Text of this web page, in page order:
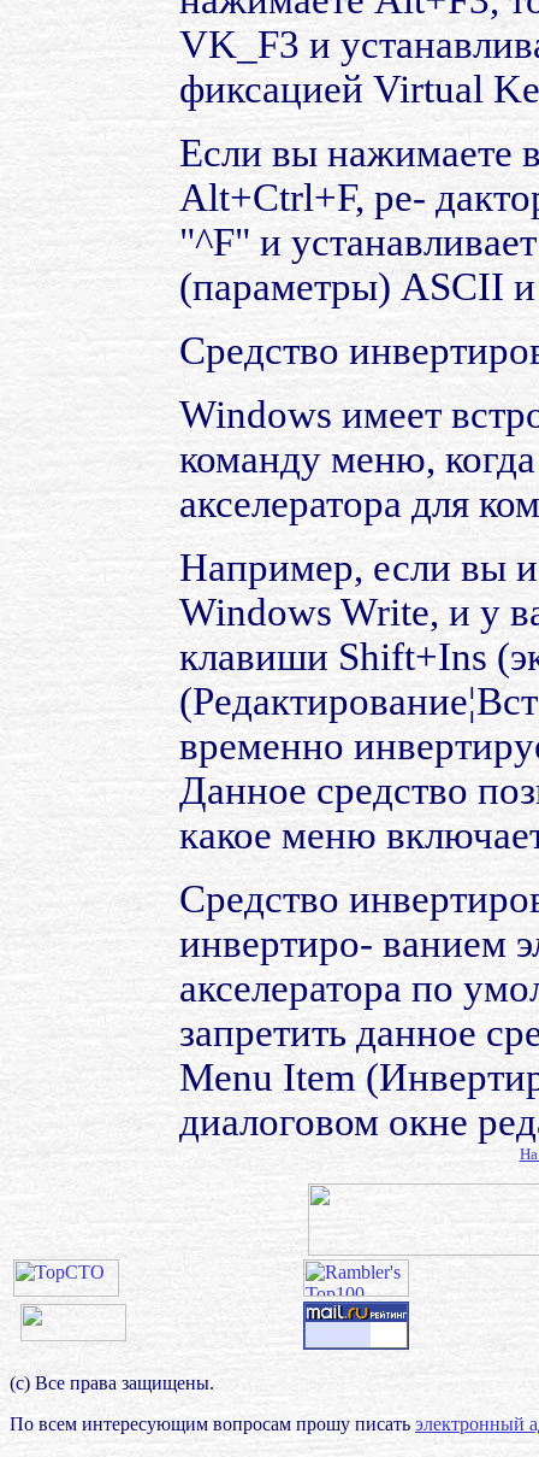
VK_F3 и
фиксацией Virtual
Если вы нажимаете
Alt+Ctrl+F, ре-
"^F" и
(параметры) ASCII
Средство
Windows имеет
команду меню,
акселератора для
Например, если вы
Windows Write, и у
клавиши Shift+Ins
временно
Данное средство
какое меню
Средство
инвертиро- ванием
акселератора по
запретить данное
Menu Item
диалоговом окне
(с) Все права защищены.
По всем интересующим вопросам прошу писать электронный